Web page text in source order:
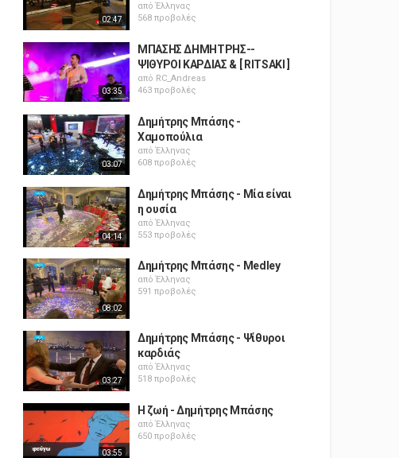
02:47
απόΈλληνας
568 προβολές
03:35
ΜΠΑΣΗΣ ΔΗΜΗΤΡΗΣ--
ΨΙΘΥΡΟΙ ΚΑΡΔΙΑΣ & [ RITSAKI ]
από RC_Andreas
463 προβολές
03:07
Δημήτρης Μπάσης -
Χαμοπούλια
απόΈλληνας
608 προβολές
04:14
Δημήτρης Μπάσης - Μία είναι
η ουσία
απόΈλληνας
553 προβολές
08:02
Δημήτρης Μπάσης - Medley
απόΈλληνας
591 προβολές
03:27
Δημήτρης Μπάσης - Ψίθυροι
καρδιάς
απόΈλληνας
518 προβολές
03:55
Η ζωή - Δημήτρης Μπάσης
απόΈλληνας
650 προβολές